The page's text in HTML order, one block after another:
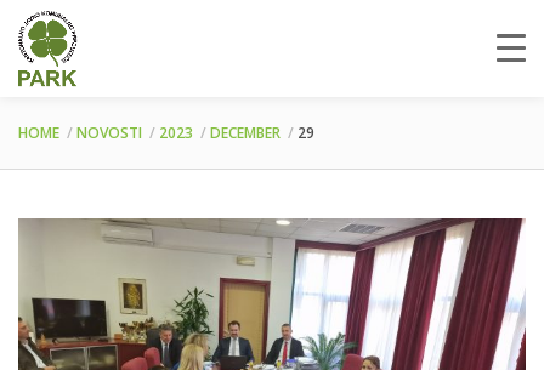
HOME NOVOSTI 2023 DECEMBER 29